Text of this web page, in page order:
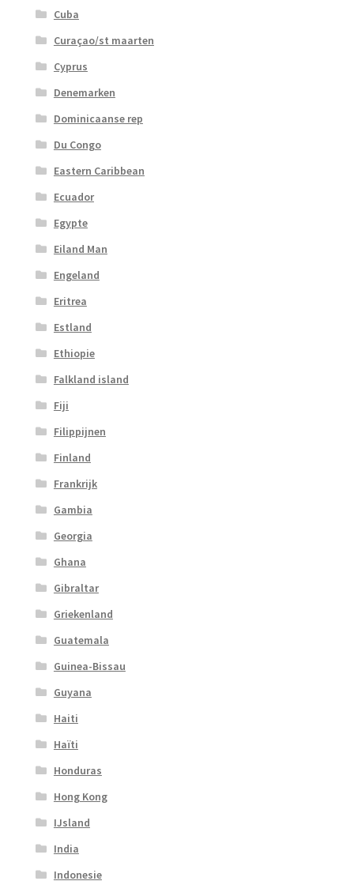
Cuba
Curaçao/st maarten
Cyprus
Denemarken
Dominicaanse rep
Du Congo
Eastern Caribbean
Ecuador
Egypte
Eiland Man
Engeland
Eritrea
Estland
Ethiopie
Falkland island
Fiji
Filippijnen
Finland
Frankrijk
Gambia
Georgia
Ghana
Gibraltar
Griekenland
Guatemala
Guinea-Bissau
Guyana
Haiti
Haïti
Honduras
Hong Kong
IJsland
India
Indonesie